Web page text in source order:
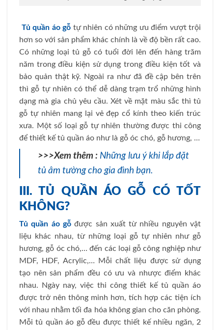
Tủ quần áo gỗ tự nhiên có những ưu điểm vượt trội
hơn so với sản phẩm khác chính là về độ bền rất cao.
Có những loại tủ gỗ có tuổi đời lên đến hàng trăm
năm trong điều kiện sử dụng trong điều kiện tốt và
bảo quản thật kỹ. Ngoài ra như đã đề cập bên trên
thì gỗ tự nhiên có thể dễ dàng trạm trổ những hình
dạng mà gia chủ yêu cầu. Xét về mặt màu sắc thì tủ
gỗ tự nhiên mang lại vẻ đẹp cổ kính theo kiến trúc
xưa. Một số loại gỗ tự nhiên thường được thi công
để thiết kế tủ quần áo như là gỗ óc chó, gỗ hương, …
>>>Xem thêm : Những lưu ý khi lắp đặt
tủ âm tường cho gia đình bạn.
III. TỦ QUẦN ÁO GỖ CÓ TỐT
KHÔNG?
Tủ quần áo gỗ được sản xuất từ nhiều nguyên vật
liệu khác nhau, từ những loại gỗ tự nhiên như gỗ
hương, gỗ óc chó,… đến các loại gỗ công nghiệp như
MDF, HDF, Acrylic,… Mỗi chất liệu được sử dụng
tạo nên sản phẩm đều có ưu và nhược điểm khác
nhau. Ngày nay, việc thi công thiết kế tủ quần áo
được trở nên thông minh hơn, tích hợp các tiện ích
với nhau nhằm tối đa hóa không gian cho căn phòng.
Mỗi tủ quần áo gỗ đều được thiết kế nhiều ngăn, 2